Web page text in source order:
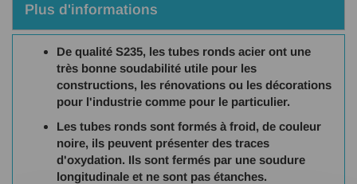
Plus d'informations
De qualité S235, les tubes ronds acier ont une
très bonne soudabilité utile pour les
constructions, les rénovations ou les décorations
pour l'industrie comme pour le particulier.
Les tubes ronds sont formés à froid, de couleur
noire, ils peuvent présenter des traces
d'oxydation. Ils sont fermés par une soudure
longitudinale et ne sont pas étanches.